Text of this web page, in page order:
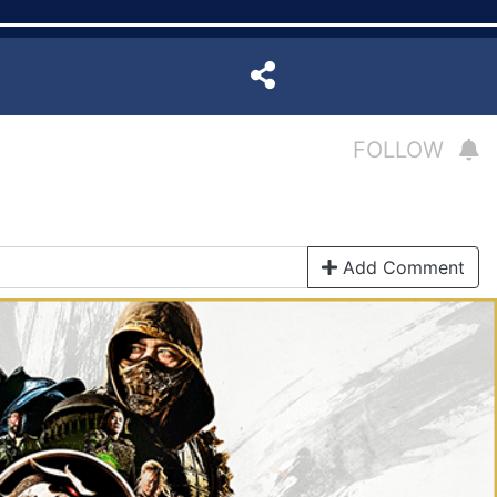
FOLLOW
Add Comment